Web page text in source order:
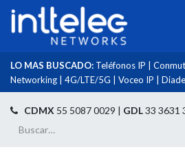
LO MAS BUSCADO: Teléfonos IP
Networking
4G/LTE/5G Voceo IP
CDMX 55 5087 0029 | GDL33 3631